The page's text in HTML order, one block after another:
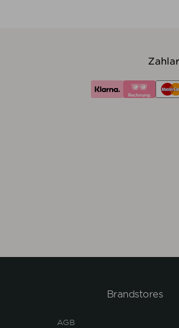
Brandstores
AGB